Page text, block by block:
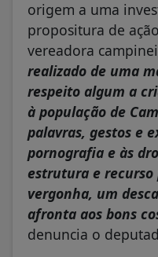
origem a uma
propositura de
vereadora
realizado de uma
respeito algum a
à população de
palavras, gestos e
pornografia e às
estrutura e
vergonha, um
afronta aos bons
denuncia o